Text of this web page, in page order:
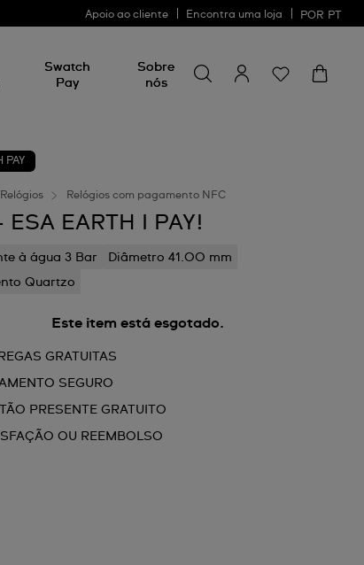
Apoio ao cliente Encontra uma loja POR PT
Swatch
Pay
Sobre
nós
por
algo
PAY
Relógios Relógios com pagamento NFC
ESA EARTH I PAY!
à água 3 Bar
Diâmetro 41.00 mm
Quartzo
Este item está esgotado.
GRATUITAS
SEGURO
PRESENTE GRATUITO
OU REEMBOLSO